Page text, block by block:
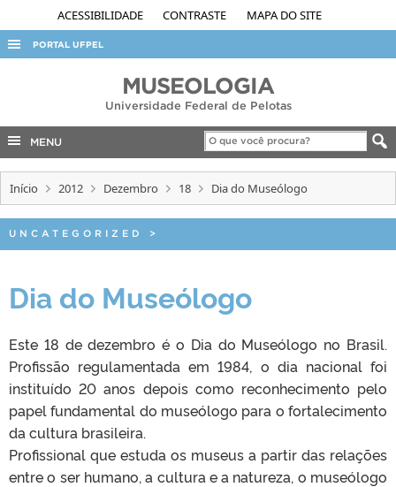
ACESSIBILIDADE CONTRASTE MAPA DO SITE
PORTAL UFPEL
EDITAIS
MUSEOLOGIA
Universidade Federal de Pelotas
MENU
Início 2012 Dezembro 18 Dia do Museólogo
UNCATEGORIZED >
Dia do Museólogo
Este 18 de dezembro é o Dia do Museólogo no Brasil.
Profissão regulamentada em 1984, o dia nacional foi
instituído 20 anos depois como reconhecimento pelo
papel fundamental do museólogo para o fortalecimento
da cultura brasileira.
Profissional que estuda os museus a partir das relações
entre o ser humano, a cultura e a natureza, o museólogo